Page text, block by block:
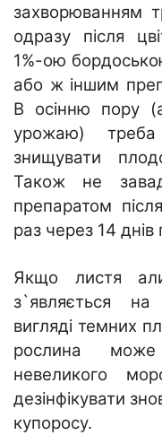
захворюванням
одразу після
1%-ою
або ж іншим
В осінню пору
урожаю) треба
знищувати
Також не
препаратом
раз через 14 днів
Якщо листя
з`являється
вигляді темних
рослина
невеликого
дезінфікувати
купоросу.